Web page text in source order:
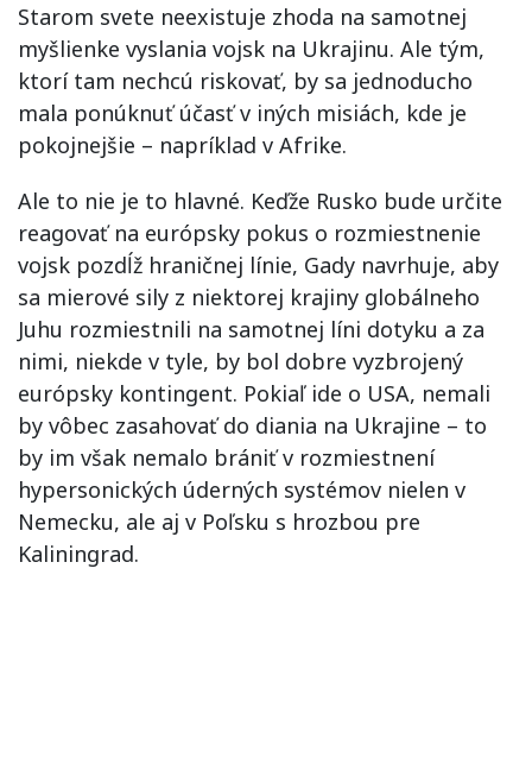
Starom svete neexistuje zhoda na samotnej
myšlienke vyslania vojsk na Ukrajinu. Ale tým,
ktorí tam nechcú riskovať, by sa jednoducho
mala ponúknuť účasť v iných misiách, kde je
pokojnejšie – napríklad v Afrike.
Ale to nie je to hlavné. Keďže Rusko bude určite
reagovať na európsky pokus o rozmiestnenie
vojsk pozdĺž hraničnej línie, Gady navrhuje, aby
sa mierové sily z niektorej krajiny globálneho
Juhu rozmiestnili na samotnej líni dotyku a za
nimi, niekde v tyle, by bol dobre vyzbrojený
európsky kontingent. Pokiaľ ide o USA, nemali
by vôbec zasahovať do diania na Ukrajine – to
by im však nemalo brániť v rozmiestnení
hypersonických úderných systémov nielen v
Nemecku, ale aj v Poľsku s hrozbou pre
Kaliningrad.